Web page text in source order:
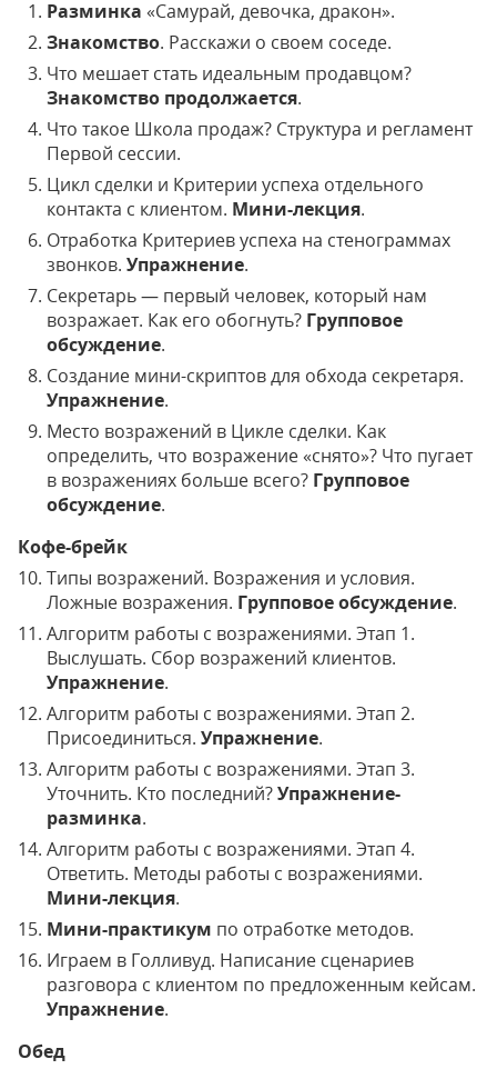
Разминка «Самурай, девочка, дракон».
Знакомство. Расскажи о своем соседе.
Что мешает стать идеальным продавцом?
Знакомство продолжается.
Что такое Школа продаж? Структура и регламент
Первой сессии.
Цикл сделки и Критерии успеха отдельного
контакта с клиентом. Мини-лекция.
Отработка Критериев успеха на стенограммах
звонков. Упражнение.
Секретарь — первый человек, который нам
возражает. Как его обогнуть? Групповое
обсуждение.
Создание мини-скриптов для обхода секретаря.
Упражнение.
Место возражений в Цикле сделки. Как
определить, что возражение «снято»? Что пугает
в возражениях больше всего? Групповое
обсуждение.
Кофе-брейк
Типы возражений. Возражения и условия.
Ложные возражения. Групповое обсуждение.
Алгоритм работы с возражениями. Этап 1.
Выслушать. Сбор возражений клиентов.
Упражнение.
Алгоритм работы с возражениями. Этап 2.
Присоединиться. Упражнение.
Алгоритм работы с возражениями. Этап 3.
Уточнить. Кто последний?Упражнение-
разминка.
Алгоритм работы с возражениями. Этап 4.
Ответить. Методы работы с возражениями.
Мини-лекция.
Мини-практикум по отработке методов.
Играем в Голливуд. Написание сценариев
разговора с клиентом по предложенным кейсам.
Упражнение.
Обед